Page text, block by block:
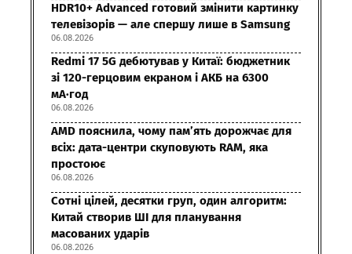
HDR10+ Advanced готовий змінити картинку
телевізорів — але спершу лише в Samsung
06.08.2026
Redmi 17 5G дебютував у Китаї: бюджетник
зі 120-герцовим екраном і АКБ на 6300
мА·год
06.08.2026
AMD пояснила, чому пам’ять дорожчає для
всіх: дата-центри скуповують RAM, яка
простоює
06.08.2026
Сотні цілей, десятки груп, один алгоритм:
Китай створив ШІ для планування
масованих ударів
06.08.2026